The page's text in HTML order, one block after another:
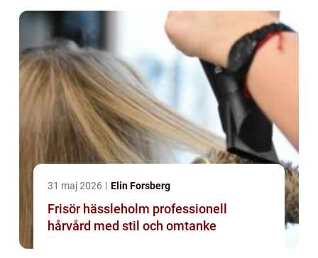
31 maj 2026 Elin Forsberg
Frisör hässleholm professionell
hårvård med stil och omtanke